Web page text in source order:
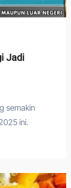
Jadi
ini.